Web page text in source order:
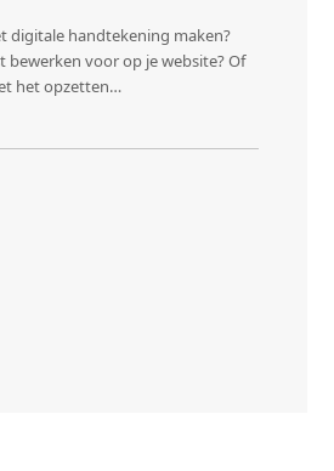
digitale handtekening maken?
voor op je website? Of
het opzetten…